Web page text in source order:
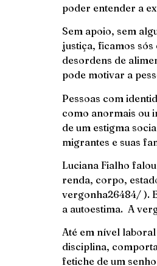
poder entender a
Sem apoio, sem
justiça, ficamos sós
desordens de
pode motivar a
Pessoas com
como anormais ou
de um estigma
migrantes e suas
Luciana Fialho
renda, corpo,
vergonha26484/ ).
a autoestima. A
Até em nível
disciplina,
fetiche de um